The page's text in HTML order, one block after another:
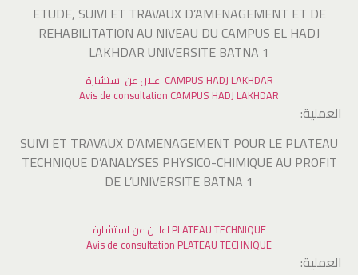
ETUDE, SUIVI ET TRAVAUX D’AMENAGEMENT ET DE
REHABILITATION AU NIVEAU DU CAMPUS EL HADJ
LAKHDAR UNIVERSITE BATNA 1
اعلان عن استشارة CAMPUS HADJ LAKHDAR
Avis de consultation CAMPUS HADJ LAKHDAR
:العملية
SUIVI ET TRAVAUX D’AMENAGEMENT POUR LE PLATEAU
TECHNIQUE D’ANALYSES PHYSICO-CHIMIQUE AU PROFIT
DE L’UNIVERSITE BATNA 1
اعلان عن استشارة PLATEAU TECHNIQUE
Avis de consultation PLATEAU TECHNIQUE
:العملية